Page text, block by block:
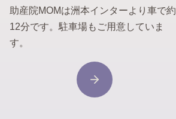
助産院MOMは洲本インターより車で約
12分です。駐車場もご用意していま
す。